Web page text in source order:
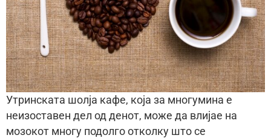
Утринската шолја кафе, која за многумина е
неизоставен дел од денот, може да влијае на
мозокот многу подолго отколку што се